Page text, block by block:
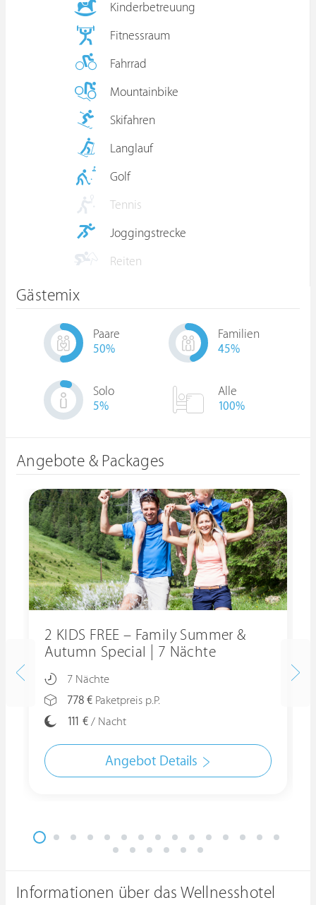
Kinderbetreuung
Fitnessraum
Fahrrad
Mountainbike
Skifahren
Langlauf
Golf
Tennis
Joggingstrecke
Reiten
Gästemix
Paare
50%
Familien
45%
Solo
5%
Alle
100%
Angebote & Packages
2 KIDS FREE – Family Summer &
Autumn Special | 7 Nächte
7 Nächte
778 € Paketpreis p.P.
111 € / Nacht
Angebot Details
Informationen über das Wellnesshotel